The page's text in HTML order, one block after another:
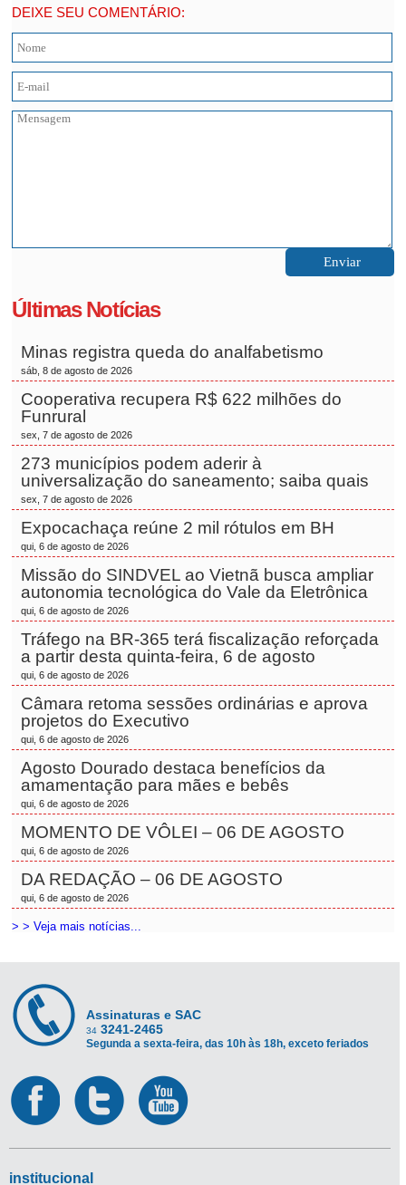
DEIXE SEU COMENTÁRIO:
Últimas Notícias
Minas registra queda do analfabetismo
sáb, 8 de agosto de 2026
Cooperativa recupera R$ 622 milhões do
Funrural
sex, 7 de agosto de 2026
273 municípios podem aderir à
universalização do saneamento; saiba quais
sex, 7 de agosto de 2026
Expocachaça reúne 2 mil rótulos em BH
qui, 6 de agosto de 2026
Missão do SINDVEL ao Vietnã busca ampliar
autonomia tecnológica do Vale da Eletrônica
qui, 6 de agosto de 2026
Tráfego na BR-365 terá fiscalização reforçada
a partir desta quinta-feira, 6 de agosto
qui, 6 de agosto de 2026
Câmara retoma sessões ordinárias e aprova
projetos do Executivo
qui, 6 de agosto de 2026
Agosto Dourado destaca benefícios da
amamentação para mães e bebês
qui, 6 de agosto de 2026
MOMENTO DE VÔLEI – 06 DE AGOSTO
qui, 6 de agosto de 2026
DA REDAÇÃO – 06 DE AGOSTO
qui, 6 de agosto de 2026
> > Veja mais notícias...
Assinaturas e SAC
34 3241-2465
Segunda a sexta-feira, das 10h às 18h, exceto feriados
institucional